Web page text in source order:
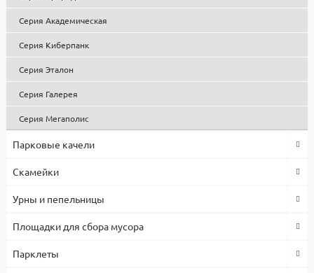
обусловлена собственным производством и большими
Все изделия проходят контроль качества, используются
1 год.
Серия Академическая
Серия Киберпанк
Серия Эталон
Серия Галерея
Серия Мегаполис
Парковые качели
Скамейки
Урны и пепельницы
Площадки для сбора мусора
Парклеты